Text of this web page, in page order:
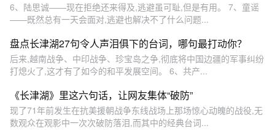
6、陆思诚——现在拒绝还来得及,逃避虽可耻,但是有用。 7、童谣
——既然总有一天会面对,逃避也解决不了什么问题...
盘点长津湖27句令人声泪俱下的台词，哪句最打动你？
后来,越南战争、中印战争、珍宝岛之争,彻底将中国边疆的军事纠纷
打熄火了,这才有了如今的和平发展空间。 6、共产...
《长津湖》里这六句话，让网友集体“破防”
现了71年前发生在抗美援朝战争东线战场上那场惊心动魄的战役,无
数观众在观影中一次次破防落泪,而其中的经典台词...